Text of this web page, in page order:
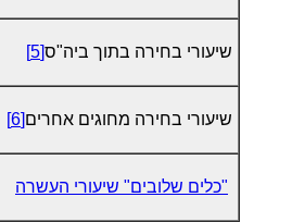
שיעורי בחירה בתוך ביה"ס[5]
שיעורי בחירה מחוגים אחרים[6]
"כלים שלובים" שיעורי העשרה